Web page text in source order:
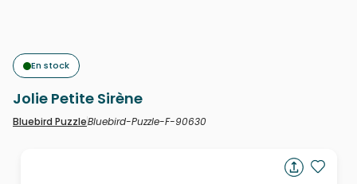
En stock
Jolie Petite Sirène
Bluebird PuzzleBluebird-Puzzle-F-90630